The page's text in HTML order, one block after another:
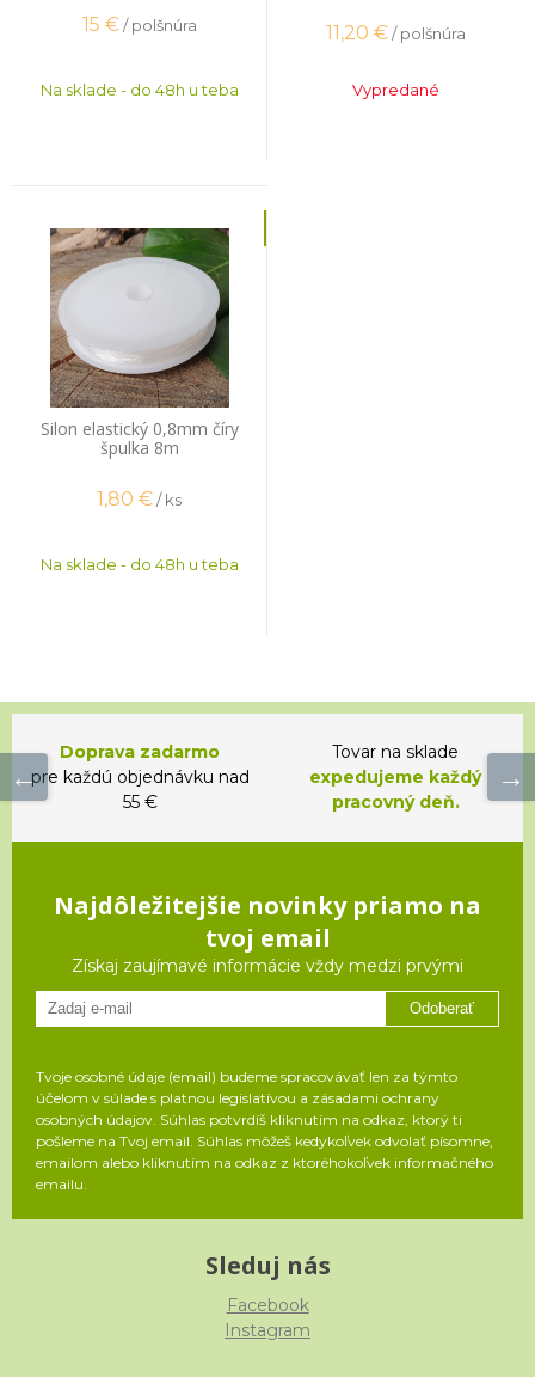
15 € / polšnúra
Na sklade - do 48h u teba
11,20 € / polšnúra
Vypredané
Silon elastický 0,8mm číry
špulka 8m
1,80 €/ ks
Na sklade - do 48h u teba
Doprava zadarmo
pre každú objednávku nad
55 €
Tovar na sklade
expedujeme každý
pracovný deň.
Najdôležitejšie novinky priamo na
tvoj email
Získaj zaujímavé informácie vždy medzi prvými
Odoberať
Tvoje osobné údaje (email) budeme spracovávať len za týmto
účelom v súlade s platnou legislatívou a zásadami ochrany
osobných údajov. Súhlas potvrdíš kliknutím na odkaz, ktorý ti
pošleme na Tvoj email. Súhlas môžeš kedykoľvek odvolať písomne,
emailom alebo kliknutím na odkaz z ktoréhokoľvek informačného
emailu.
Sleduj nás
Facebook
Instagram